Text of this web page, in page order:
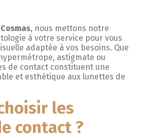
, nous mettons notre
à votre service pour vous
adaptée à vos besoins. Que
astigmate ou
de contact constituent une
et esthétique aux lunettes de
les
contact ?